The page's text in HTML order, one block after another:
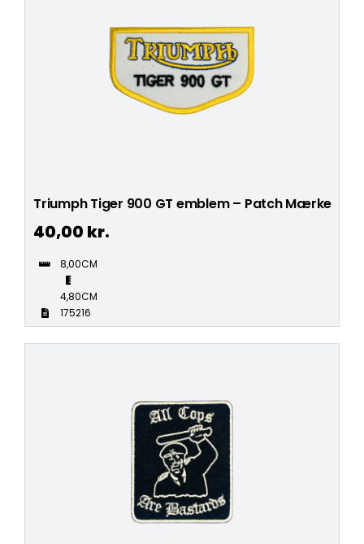
Triumph Tiger 900 GT emblem – Patch Mærke
40,00 kr.
8,00CM
4,80CM
175216